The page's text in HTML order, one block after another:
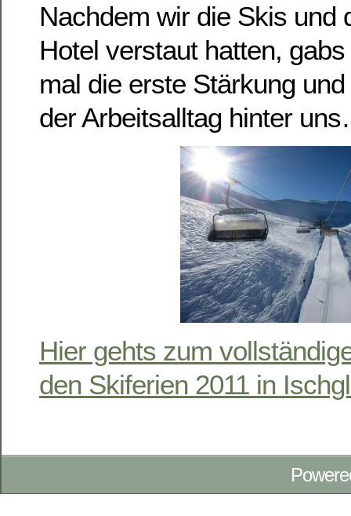
Nachdem wir die Skis und
Hotel verstaut hatten,
mal die erste Stärkung
der Arbeitsalltag hinter
Hier gehts zum
den Skiferien 2011 in